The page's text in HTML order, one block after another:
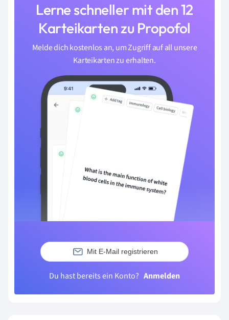
Lerne schneller mit den 12
Karteikarten zu Propofol
Melde dich kostenlos an, um Zugriff auf all unsere
Karteikarten zu erhalten.
Mit E-Mail registrieren
Du hast bereits ein Konto? Anmelden